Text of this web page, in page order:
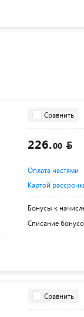
Сравнить
226.00
Оплата частями
Картой
Бонусы к
Списание
Сравнить